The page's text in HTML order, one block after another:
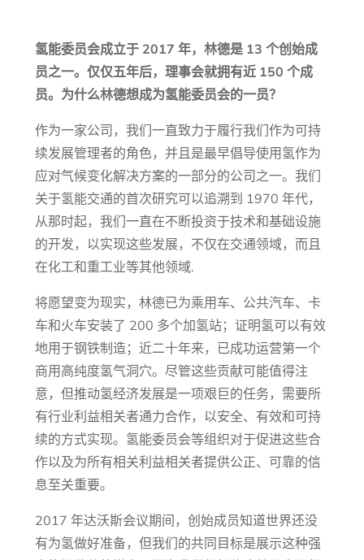
氢能委员会成立于 2017 年，林德是 13 个创始成
员之一。仅仅五年后，理事会就拥有近 150 个成
员。为什么林德想成为氢能委员会的一员？
作为一家公司，我们一直致力于履行我们作为可持
续发展管理者的角色，并且是最早倡导使用氢作为
应对气候变化解决方案的一部分的公司之一。我们
关于氢能交通的首次研究可以追溯到 1970 年代，
从那时起，我们一直在不断投资于技术和基础设施
的开发，以实现这些发展，不仅在交通领域，而且
在化工和重工业等其他领域.
将愿望变为现实，林德已为乘用车、公共汽车、卡
车和火车安装了 200 多个加氢站；证明氢可以有效
地用于钢铁制造；近二十年来，已成功运营第一个
商用高纯度氢气洞穴。尽管这些贡献可能值得注
意，但推动氢经济发展是一项艰巨的任务，需要所
有行业利益相关者通力合作，以安全、有效和可持
续的方式实现。氢能委员会等组织对于促进这些合
作以及为所有相关利益相关者提供公正、可靠的信
息至关重要。
2017 年达沃斯会议期间，创始成员知道世界还没
有为氢做好准备，但我们的共同目标是展示这种强